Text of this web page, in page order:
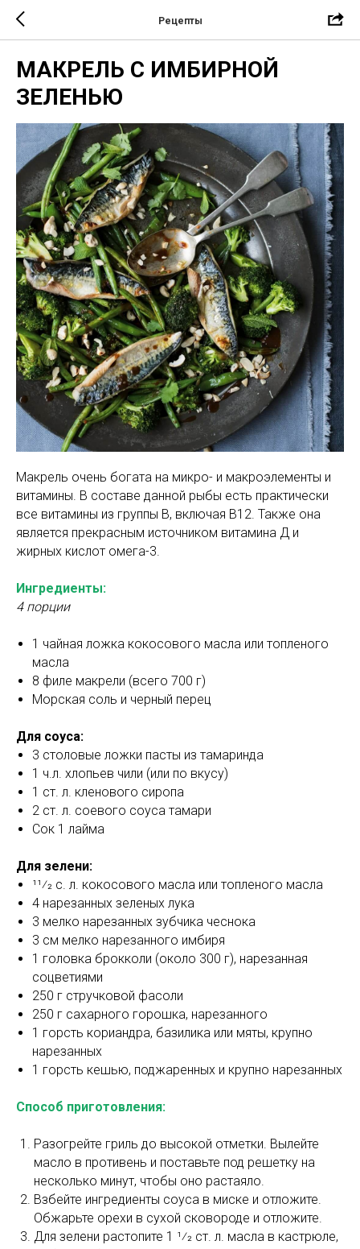
Рецепты
МАКРЕЛЬ С ИМБИРНОЙ
ЗЕЛЕНЬЮ
Макрель очень богата на микро- и макроэлементы и
витамины. В составе данной рыбы есть практически
все витамины из группы В, включая В12. Также она
является прекрасным источником витамина Д и
жирных кислот омега-3.
Ингредиенты:
4 порции
1 чайная ложка кокосового масла или топленого
масла
8 филе макрели (всего 700 г)
Морская соль и черный перец
Для соуса:
3 столовые ложки пасты из тамаринда
1 ч.л. хлопьев чили (или по вкусу)
1 ст. л. кленового сиропа
2 ст. л. соевого соуса тамари
Сок 1 лайма
Для зелени:
11⁄2 с. л. кокосового масла или топленого масла
4 нарезанных зеленых лука
3 мелко нарезанных зубчика чеснока
3 см мелко нарезанного имбиря
1 головка брокколи (около 300 г), нарезанная
соцветиями
250 г стручковой фасоли
250 г сахарного горошка, нарезанного
1 горсть кориандра, базилика или мяты, крупно
нарезанных
1 горсть кешью, поджаренных и крупно нарезанных
Способ приготовления:
Разогрейте гриль до высокой отметки. Вылейте
масло в противень и поставьте под решетку на
несколько минут, чтобы оно растаяло.
Взбейте ингредиенты соуса в миске и отложите.
Обжарьте орехи в сухой сковороде и отложите.
Для зелени растопите 1 1⁄2 ст. л. масла в кастрюле,